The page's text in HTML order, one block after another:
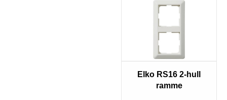
Elko RS16 2-hull
ramme